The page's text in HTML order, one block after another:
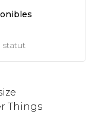
statut
Things